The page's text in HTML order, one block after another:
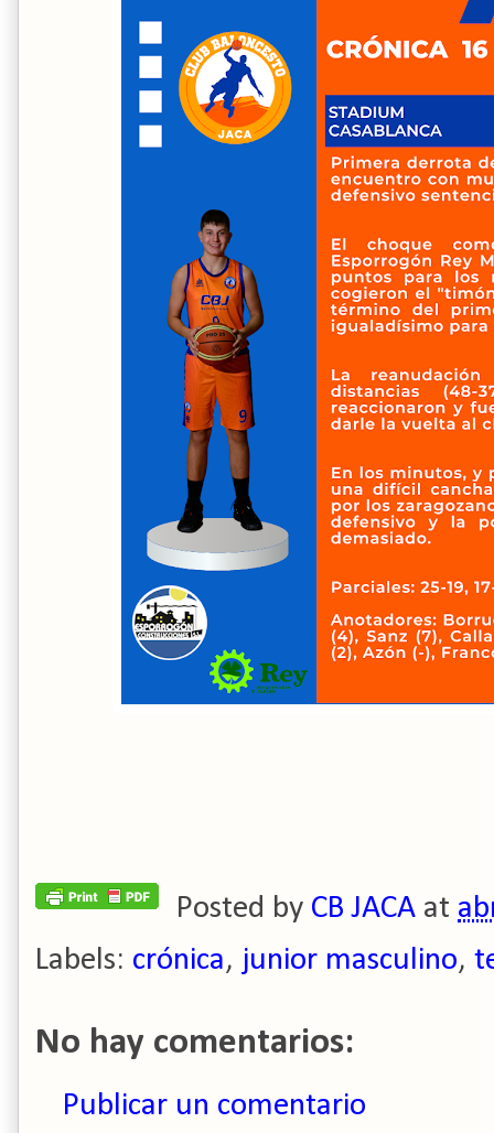
Posted by CB JACA at
Labels: crónica, junior masculino,
No hay comentarios:
Publicar un comentario